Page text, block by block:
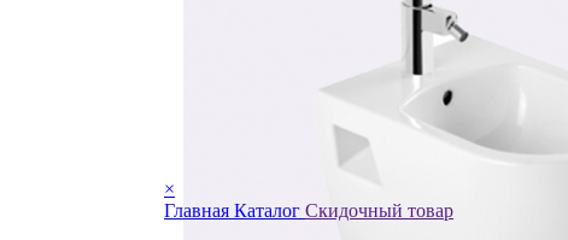
×
Главная Каталог Скидочный товар